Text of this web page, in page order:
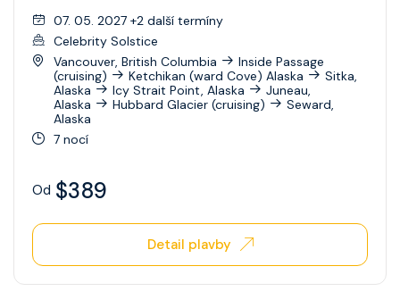
07. 05. 2027 +2 další termíny
Celebrity Solstice
Vancouver, British Columbia
Inside Passage
(cruising)
Ketchikan (ward Cove) Alaska
Sitka,
Alaska
Icy Strait Point, Alaska
Juneau,
Alaska
Hubbard Glacier (cruising)
Seward,
Alaska
7 nocí
Od $389
Detail plavby